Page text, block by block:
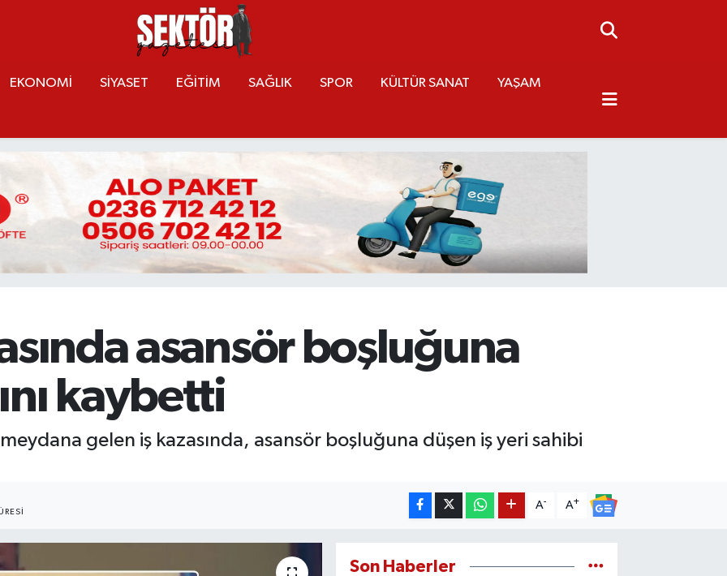
EKONOMİ SİYASET EĞİTİM SAĞLIK SPOR KÜLTÜR SANAT YAŞAM
asansör boşluğuna
kaybetti
gelen iş kazasında, asansör boşluğuna düşen iş yeri sahibi
A- A+
Son Haberler